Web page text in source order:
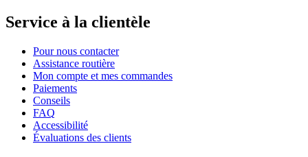
Service à la clientèle
Pour nous contacter
Assistance routière
Mon compte et mes commandes
Paiements
Conseils
FAQ
Accessibilité
Évaluations des clients